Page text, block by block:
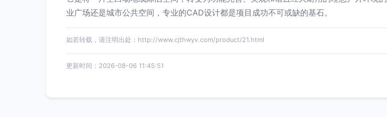
业广场还是城市公共空间，专业的CAD设计都是项目成功不可或缺的基石。
如若转载，请注明出处：http://www.cjthwyv.com/product/21.html
更新时间：2026-08-06 11:45:51